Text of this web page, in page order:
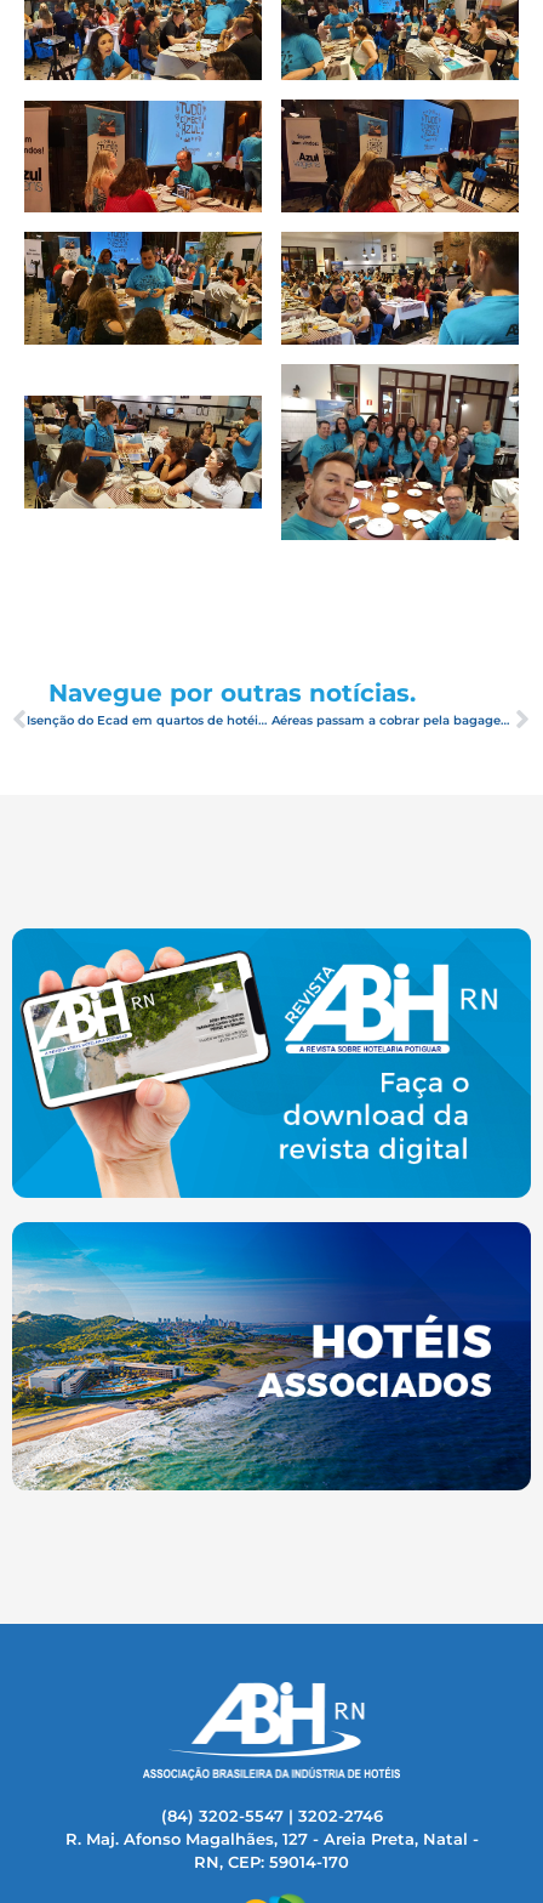
Navegue por outras notícias.
Isenção do Ecad em quartos de hotéis e navios beneficia consumidor e pequenos negócios Aéreas passam a cobrar pela bagagem de mão
(84) 3202-5547 | 3202-2746
R. Maj. Afonso Magalhães, 127 - Areia Preta, Natal -
RN, CEP: 59014-170